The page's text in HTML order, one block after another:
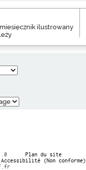
ilustrowany
Plan du site
Accessibilité (Non conforme)